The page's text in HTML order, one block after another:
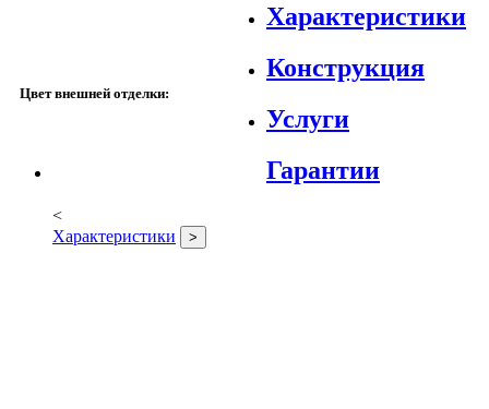
Цвет внешней отделки:
Характеристики
Конструкция
Услуги
Гарантии
<
Характеристики
>